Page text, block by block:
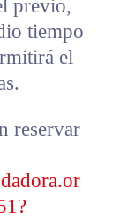
previo,
tiempo
el
reservar